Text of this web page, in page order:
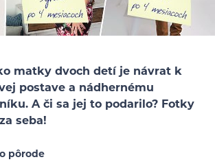
matky dvoch detí je návrat k
postave a nádhernému
A či sa jej to podarilo? Fotky
seba!
pôrode